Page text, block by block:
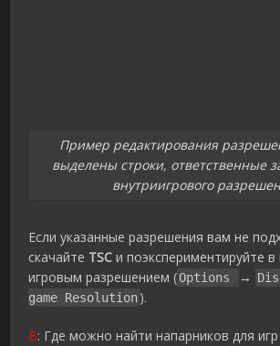
Пример редактирования
выделены строки, ответственные
внутриигрового
Если указанные разрешения вам не
скачайте TSC и поэкспериментируйте в
игровым разрешением (Options →
game Resolution).
В: Где можно найти напарников для